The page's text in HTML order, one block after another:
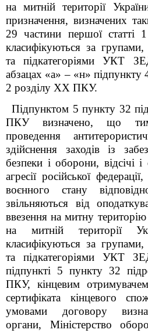
на митній території
призначення, визначених
29 частини першої
класифікуються за
та підкатегоріями УКТ
абзацах «а» – «н» підпункту
2 розділу XX ПКУ.
Підпунктом 5 пункту 32
ПКУ визначено, що
проведення
здійснення заходів із
безпеки і оборони, відсічі
агресії російської
воєнного стану
звільняються від
ввезення на митну
на митній території
класифікуються за
та підкатегоріями УКТ
підпункті 5 пункту 32
ПКУ, кінцевим
сертифіката кінцевого
умовами договору
органи, Міністерство